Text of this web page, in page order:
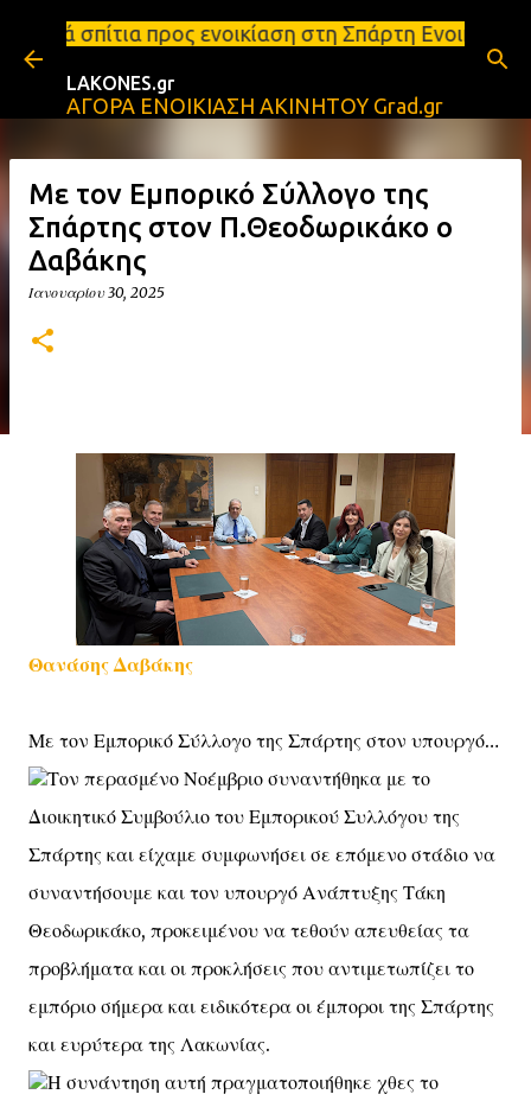
Μετάβαση στο κύριο περιεχόμενο
ενοικίαση στη Σπάρτη Ενοικιάσεις
LAKONES.gr
ΑΓΟΡΑ ΕΝΟΙΚΙΑΣΗ ΑΚΙΝΗΤΟΥ Grad.gr
Με τον Εμπορικό Σύλλογο της
Σπάρτης στον Π.Θεοδωρικάκο ο
Δαβάκης
Ιανουαρίου 30, 2025
Θανάσης Δαβάκης
Με τον Εμπορικό Σύλλογο της Σπάρτης στον υπουργό…
Τον περασμένο Νοέμβριο συναντήθηκα με το
Διοικητικό Συμβούλιο του Εμπορικού Συλλόγου της
Σπάρτης και είχαμε συμφωνήσει σε επόμενο στάδιο να
συναντήσουμε και τον υπουργό Ανάπτυξης Τάκη
Θεοδωρικάκο, προκειμένου να τεθούν απευθείας τα
προβλήματα και οι προκλήσεις που αντιμετωπίζει το
εμπόριο σήμερα και ειδικότερα οι έμποροι της Σπάρτης
και ευρύτερα της Λακωνίας.
Η συνάντηση αυτή πραγματοποιήθηκε χθες το